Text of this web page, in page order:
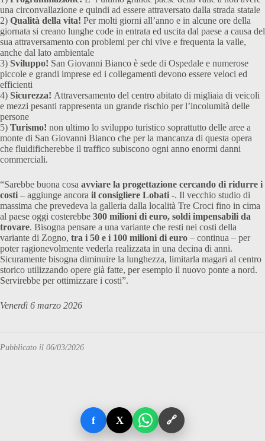
una circonvallazione e quindi ad essere attraversato dalla strada statale
2) Qualità della vita! Per molti giorni all’anno e in alcune ore della
giornata si creano lunghe code in entrata ed uscita dal paese a causa del
sua attraversamento con problemi per chi vive e frequenta la valle,
anche dal lato ambientale
3) Sviluppo! San Giovanni Bianco è sede di Ospedale e numerose
piccole e grandi imprese ed i collegamenti devono essere veloci ed
efficienti
4) Sicurezza! Attraversamento del centro abitato di migliaia di veicoli
e mezzi pesanti rappresenta un grande rischio per l’incolumità delle
persone
5) Turismo! non ultimo lo sviluppo turistico soprattutto delle aree a
monte di San Giovanni Bianco che per la mancanza di questa opera
che fluidificherebbe il traffico subiscono ogni anno enormi danni
commerciali.
“Sarebbe buona cosa avviare la progettazione cercando di ridurre i
costi – aggiunge ancora il consigliere Lobati -. Il vecchio studio di
massima che prevedeva la galleria dalla località Tre Croci fino in cima
al paese oggi costerebbe 300 milioni di euro, soldi impensabili da
trovare. Bisogna pensare a una variante che resti nei costi della
variante di Zogno, tra i 50 e i 100 milioni di euro – continua – per
poter ragionevolmente vederla realizzata in una decina di anni.
Sicuramente bisogna diminuire la lunghezza, limitarla magari al centro
storico utilizzando opere già fatte, per esempio il nuovo ponte a nord.
Servirebbe per ottimizzare i costi”.
Venerdì 6 marzo 2026
Pubblicato il 06/03/2026
f X 🔗